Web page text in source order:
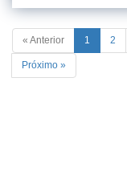
« Anterior 1 2
Próximo »